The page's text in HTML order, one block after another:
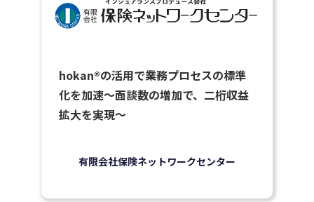
hokan®の活用で業務プロセスの標準
化を加速〜面談数の増加で、二桁収益
拡大を実現〜
有限会社保険ネットワークセンター